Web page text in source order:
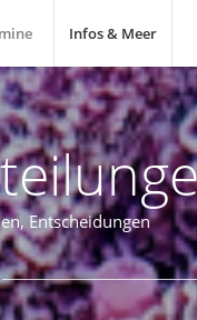
Infos & Meer
Entscheidungen